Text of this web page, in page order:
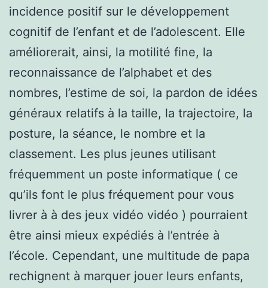
incidence positif sur le développement
cognitif de l’enfant et de l’adolescent. Elle
améliorerait, ainsi, la motilité fine, la
reconnaissance de l’alphabet et des
nombres, l’estime de soi, la pardon de idées
généraux relatifs à la taille, la trajectoire, la
posture, la séance, le nombre et la
classement. Les plus jeunes utilisant
fréquemment un poste informatique ( ce
qu’ils font le plus fréquement pour vous
livrer à à des jeux vidéo vidéo ) pourraient
être ainsi mieux expédiés à l’entrée à
l’école. Cependant, une multitude de papa
rechignent à marquer jouer leurs enfants,